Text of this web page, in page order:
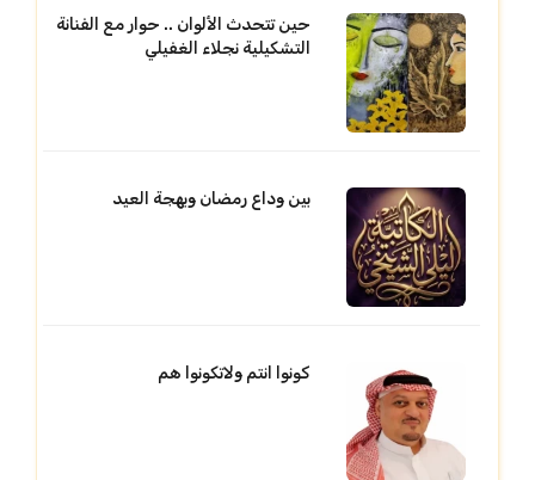
حين تتحدث الألوان .. حوار مع الفنانة
التشكيلية نجلاء الغفيلي
بين وداع رمضان وبهجة العيد
كونوا انتم ولاتكونوا هم